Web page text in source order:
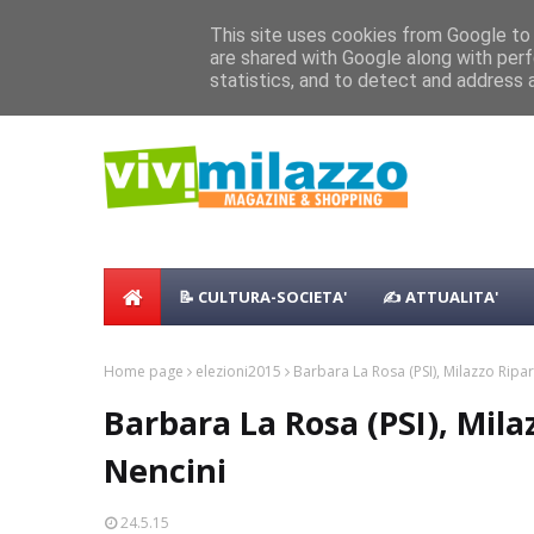
Concerto all’Alba a Milazzo con oltre
Milazzo 28ª Sagra del Pesce a
📝 CULTURA-SOCIETA' ✍ ATTUALITA'
Home page elezioni2015 Barbara La Rosa (PSI), Milazzo
Barbara La Rosa (PSI),
Nencini
24.5.15
This site uses cookies from Google
are shared with Google along with
statistics, and to detect and address